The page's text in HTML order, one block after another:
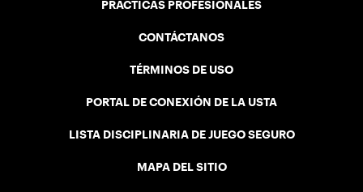
PRÁCTICAS PROFESIONALES
CONTÁCTANOS
TÉRMINOS DE USO
PORTAL DE CONEXIÓN DE LA USTA
LISTA DISCIPLINARIA DE JUEGO SEGURO
MAPA DEL SITIO